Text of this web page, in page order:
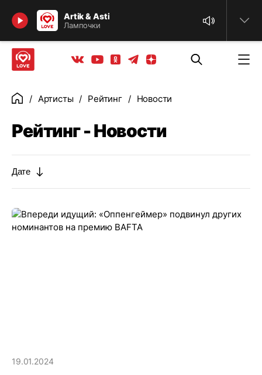
Artik & Asti
Лампочки
Найти
Вконтакте
YoutubeОдноклассники
ТелеграмЯндекс дзен
ГлавнаяАртисты Рейтинг Новости
Рейтинг - Новости
Дате
19.01.2024